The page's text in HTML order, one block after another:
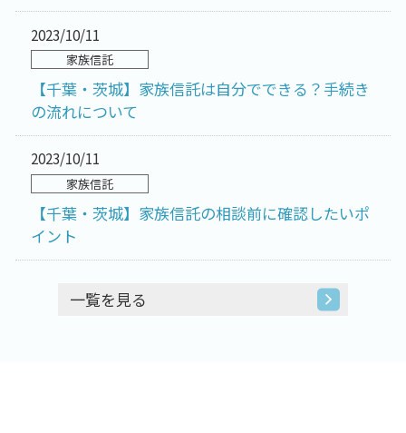
2023/10/11
家族信託
【千葉・茨城】家族信託は自分でできる？手続き
の流れについて
2023/10/11
家族信託
【千葉・茨城】家族信託の相談前に確認したいポ
イント
一覧を見る